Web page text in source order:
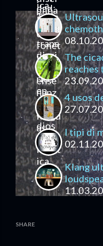
The
reaches
4 usos
I tipi di
Klang
SHARE